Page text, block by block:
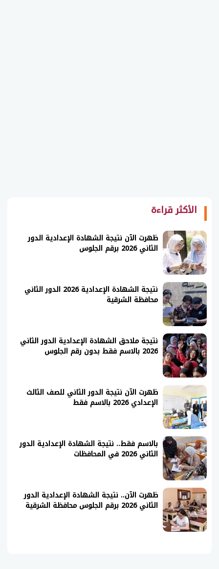
الأكثر قراءة
ظهرت الآن نتيجة الشهادة الإعدادية الدور
الثاني 2026 برقم الجلوس
نتيجة الشهادة الإعدادية 2026 الدور الثاني
محافظة الشرقية
نتيجة ملاحق الشهادة الإعدادية الدور الثاني
2026 بالاسم فقط بدون رقم الجلوس
ظهرت الآن نتيجة الدور الثاني للصف الثالث
الإعدادي 2026 بالاسم فقط
بالاسم فقط.. نتيجة الشهادة الإعدادية الدور
الثاني 2026 في المحافظات
ظهرت الآن.. نتيجة الشهادة الإعدادية الدور
الثاني 2026 برقم الجلوس محافظة الشرقية